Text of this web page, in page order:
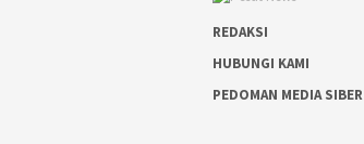
REDAKSI
HUBUNGI KAMI
PEDOMAN MEDIA SIBER